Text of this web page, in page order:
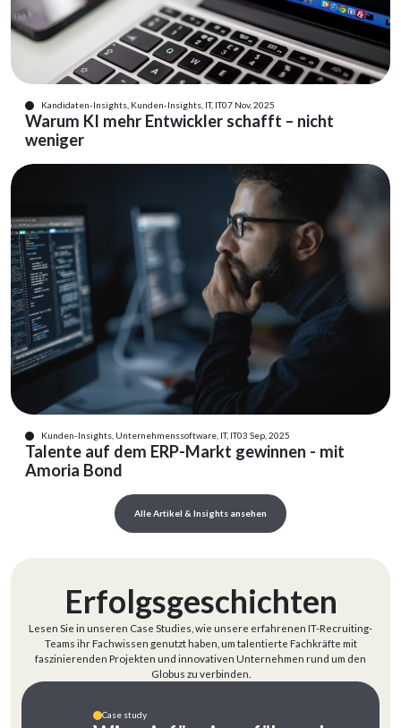
Kandidaten-Insights, Kunden-Insights, IT, IT07 Nov, 2025
Warum KI mehr Entwickler schafft – nicht
weniger
Kunden-Insights, Unternehmenssoftware, IT, IT03 Sep, 2025
Talente auf dem ERP-Markt gewinnen - mit
Amoria Bond
Alle Artikel & Insights ansehen
Erfolgsgeschichten
Lesen Sie in unseren Case Studies, wie unsere erfahrenen IT-Recruiting-
Teams ihr Fachwissen genutzt haben, um talentierte Fachkräfte mit
faszinierenden Projekten und innovativen Unternehmen rund um den
Globus zu verbinden.
Case study